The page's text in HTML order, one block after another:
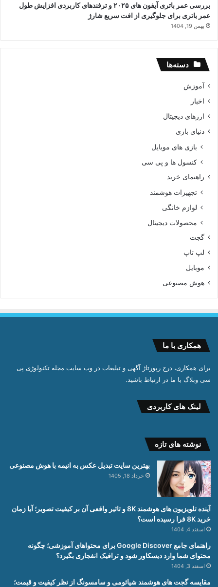
بررسی عمر باتری آیفون های ۲۰۲۵ و ترفندهای کاربردی افزایش طول
عمر باتری برای جلوگیری از افت سریع شارژ
بهمن 19, 1404
دسته‌ها
آموزش
اخبار
ارزهای دیجیتال
دنیای بازی
بازی های موبایل
کنسول ها و پی سی
راهنمای خرید
تجهیزات هوشمند
لوازم خانگی
محصولات دیجیتال
گجت
لپ تاپ
موبایل
هوش مصنوعی
همکاری با ما
برای همکاری، درج رپورتاژ آگهی و تبلیغات در وب سایت مجله تکنولوژی پی
سی وبلاگ با ما در ارتباط باشید.
لینک های کاربردی
نوشته های تازه
بهترین سایت تبدیل عکس به انیمه با هوش مصنوعی
خرداد 18, 1405
آینده تلویزیون های هوشمند 8K و تاثیر واقعی آن بر کیفیت تصویر؛ آیا زمان
خرید 8K فرا رسیده است؟
اسفند 4, 1404
راهنمای جامع Google Discover برای محتواهای آموزشی؛ چگونه
محتوای شما وارد دیسکاور شود و ترافیک انفجاری بگیرد؟
اسفند 3, 1404
مقایسه گجت های هوشمند شیائومی و سامسونگ از نظر کیفیت و قیمت؛